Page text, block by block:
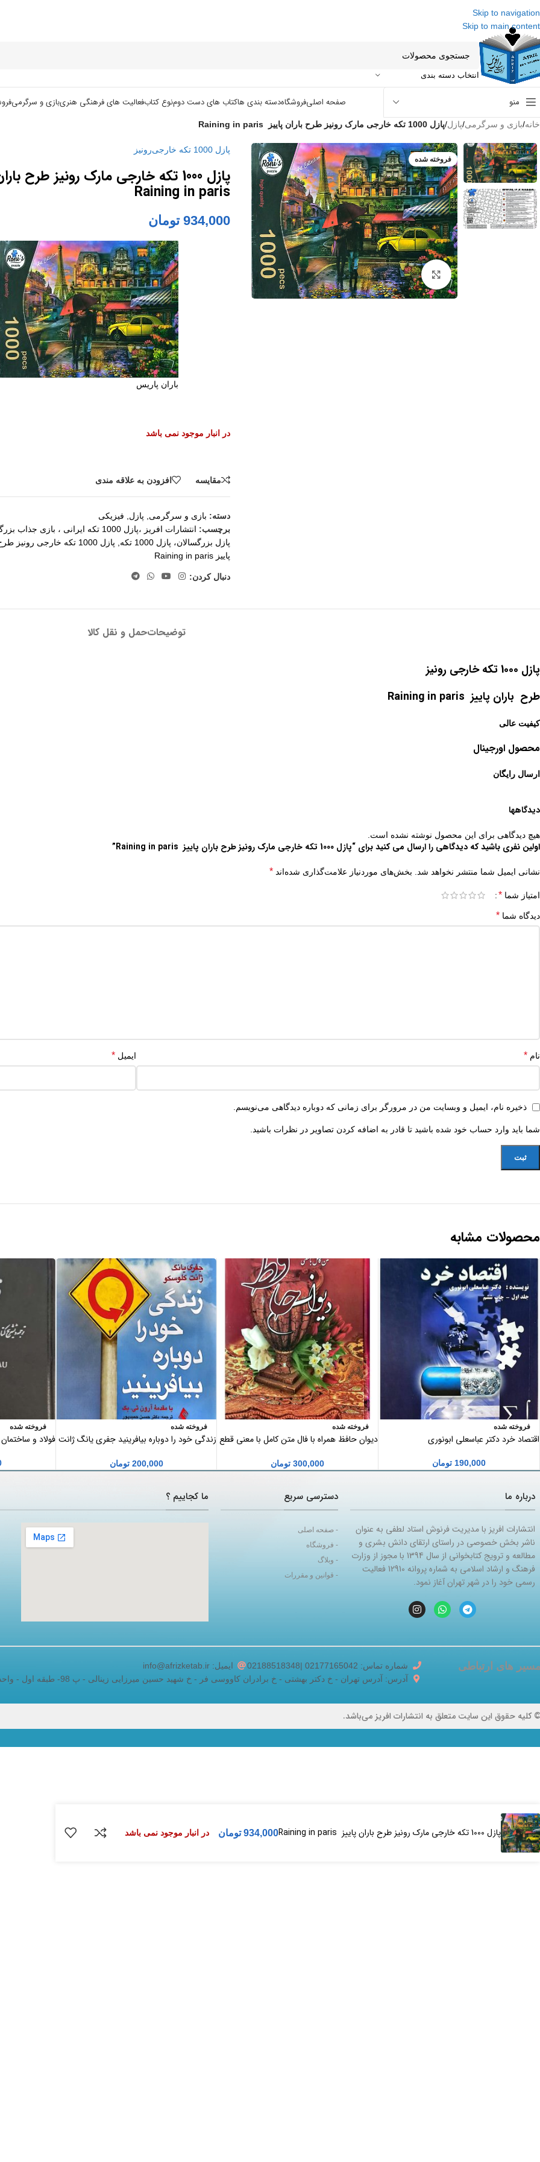
Skip to navigation
Skip to main content
انتخاب دسته بندی
منو صفحه اصلیفروشگاهدسته بندی هاکتاب های دست دومنوع کتابفعالیت های فرهنگی هنریبازی و سرگرمی
خانه/بازی و سرگرمی/پازل/پازل 1000 تکه خارجی مارک رونیز طرح باران پاییز Raining in paris
فروخته شده
برای بزرگنمایی کلیک کنید
پازل 1000 تکه خارجی رونیز
پازل 1000 تکه خارجی مارک رونیز طرح
Raining in paris
934,000 تومان
باران پاریس
در انبار موجود نمی باشد
مقايسه افزودن به علاقه مندی
دسته: بازی و سرگرمی پازل
فیزیکی
برچسب:
انتشارات افریز ،پازل 1000 تکه ایرانی ،
پازل بزرگسالان، پازل 1000 تکه
پازل 1000 تکه خارجی رونیز طرح
پاییز Raining in paris
دنبال کردن:
توضیحاتحمل و نقل کالا
پازل 1000 تکه خارجی رونیز
طرح باران پاییز Raining in paris
کیفیت عالی
محصول اورجینال
ارسال رایگان
دیدگاهها
هیچ دیدگاهی برای این محصول نوشته نشده است.
اولین نفری باشید که دیدگاهی را ارسال می کنید برای “پازل 1000 تکه خارجی مارک رونیز طرح باران پاییز Raining in paris”
نشانی ایمیل شما منتشر نخواهد شد. بخش‌های موردنیاز علامت‌گذاری شده‌اند *
امتیاز شما *
دیدگاه شما *
نام * ایمیل *
ذخیره نام، ایمیل و وبسایت من در مرورگر برای زمانی که دوباره دیدگاهی می‌نویسم.
شما باید وارد حساب خود شده باشید تا قادر به اضافه کردن تصاویر در نظرات باشید.
محصولات مشابه
فروخته شده
اقتصاد خرد دکتر عباسعلی ابونوری
190,000 تومان
فروخته شده
دیوان حافظ همراه با فال متن کامل با معنی قطع
300,000 تومان
فروخته شده
زندگی خود را دوباره بیافرینید جفری یانگ ژانت
200,000 تومان
فروخته شده
فولاد و ساختمان
درباره ما
انتشارات افریز با مدیریت فرنوش استاد لطفی به عنوان
ناشر بخش خصوصی در راستای ارتقای دانش بشری و
مطالعه و ترویج کتابخوانی از سال 1394 با مجوز از وزارت
فرهنگ و ارشاد اسلامی به شماره پروانه 12910 فعالیت
رسمی خود را در شهر تهران آغاز نمود.
دسترسی سریع
- صفحه اصلی
- فروشگاه
- وبلاگ
- قوانین و مقررات
ما کجاییم ؟
های ارتباطی شماره تماس: 02177165042 |02188518348
ایمیل: info@afrizketab.ir
آدرس: آدرس تهران - خ دکتر بهشتی - خ برادران کاووسی فر - خ شهید حسین میرزایی زینالی - پ 98- طبقه اول - واحد 5
کلیه حقوق این سایت متعلق به انتشارات افریز می‌باشد.
پازل 1000 تکه خارجی مارک رونیز طرح باران پاییز Raining in paris 934,000 تومان در انبار موجود نمی باشد